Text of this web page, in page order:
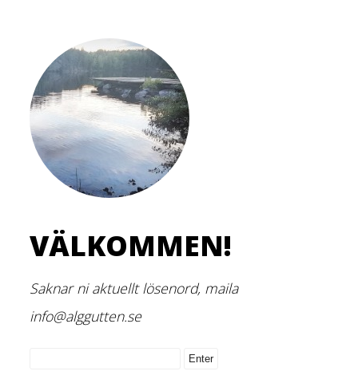
VÄLKOMMEN!
Saknar ni aktuellt lösenord, maila
info@alggutten.se